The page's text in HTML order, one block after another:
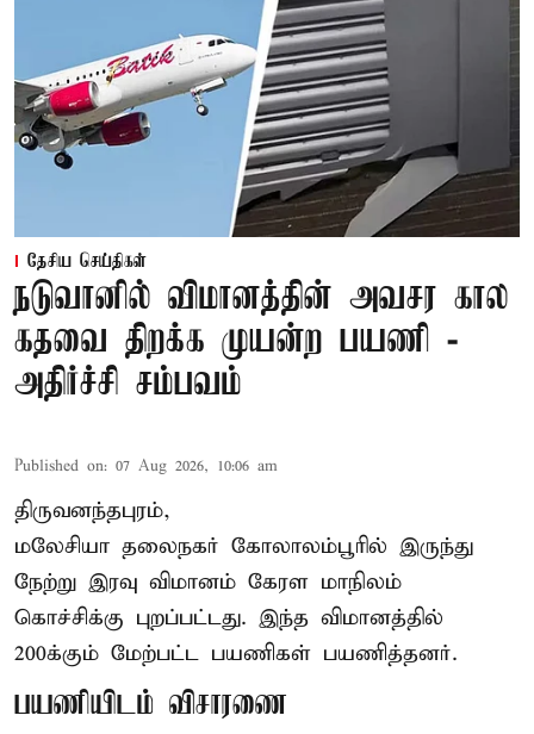
தேசிய செய்திகள்
நடுவானில் விமானத்தின் அவசர கால
கதவை திறக்க முயன்ற பயணி -
அதிர்ச்சி சம்பவம்
Published on: 07 Aug 2026, 10:06 am
திருவனந்தபுரம்,
மலேசியா தலைநகர் கோலாலம்பூரில் இருந்து
நேற்று இரவு விமானம் கேரள மாநிலம்
கொச்சிக்கு புறப்பட்டது. இந்த விமானத்தில்
200க்கும் மேற்பட்ட பயணிகள் பயணித்தனர்.
பயணியிடம் விசாரணை